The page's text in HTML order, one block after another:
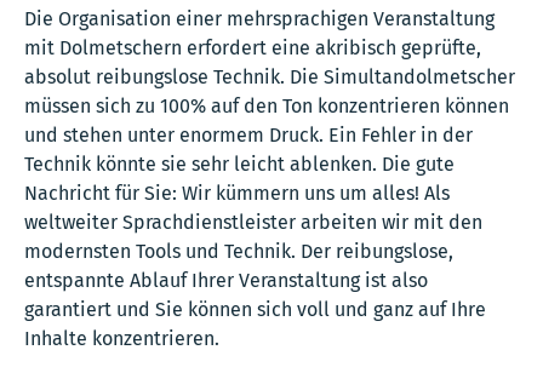
Die Organisation einer mehrsprachigen Veranstaltung
mit Dolmetschern erfordert eine akribisch geprüfte,
absolut reibungslose Technik. Die Simultandolmetscher
müssen sich zu 100% auf den Ton konzentrieren können
und stehen unter enormem Druck. Ein Fehler in der
Technik könnte sie sehr leicht ablenken. Die gute
Nachricht für Sie: Wir kümmern uns um alles! Als
weltweiter Sprachdienstleister arbeiten wir mit den
modernsten Tools und Technik. Der reibungslose,
entspannte Ablauf Ihrer Veranstaltung ist also
garantiert und Sie können sich voll und ganz auf Ihre
Inhalte konzentrieren.